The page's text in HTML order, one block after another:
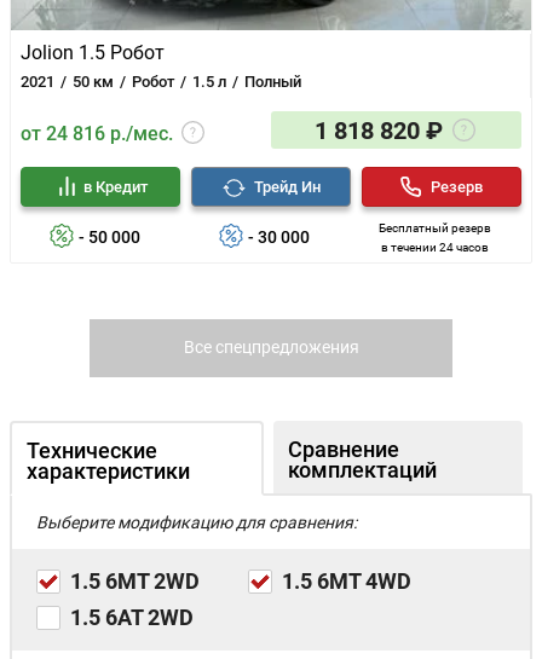
Jolion 1.5 Робот
2021 50 км Робот 1.5 л Полный
от 24 816 р./мес. 1 818 820 ₽
- 50 000
в Кредит
- 30 000
Трейд Ин
Бесплатный резерв
в течении 24 часов
Резерв
Все спецпредложения
Технические
характеристики
Сравнение
комплектаций
Выберите модификацию для сравнения:
1.5 6MT 2WD
1.5 6MT 4WD
1.5 6AT 2WD